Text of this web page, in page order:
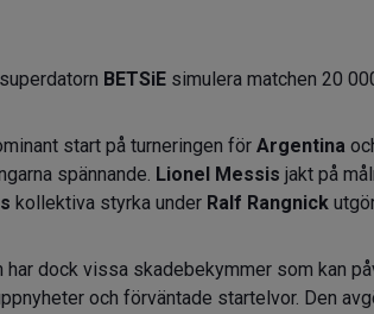
BETSiE simulera matchen 20
start på turneringen för Argentina
spännande. Lionel Messis jakt på
kollektiva styrka under Ralf Rangnick
har dock vissa skadebekymmer som kan
och förväntade startelvor. Den